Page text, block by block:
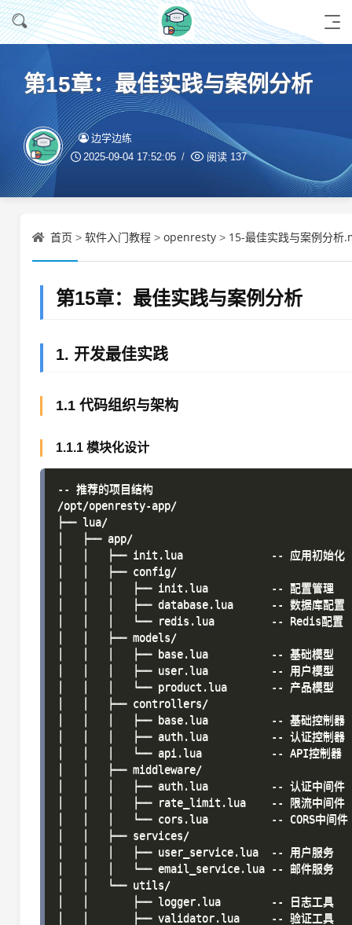
第15章：最佳实践与案例分析
边学边练
2025-09-04 17:52:05 阅读 137
首页 > 软件入门教程 > openresty > 15-最佳实践与案例分析
第15章：最佳实践与案例分析
1. 开发最佳实践
1.1 代码组织与架构
1.1.1 模块化设计
-- 推荐的项目结构
/opt/openresty-app/
├── lua/
│   ├── app/
│   │   ├── init.lua              -- 应用初始化
│   │   ├── config/
│   │   │   ├── init.lua          -- 配置管理
│   │   │   ├── database.lua      -- 数据库配置
│   │   │   └── redis.lua         -- Redis配置
│   │   ├── models/
│   │   │   ├── base.lua          -- 基础模型
│   │   │   ├── user.lua          -- 用户模型
│   │   │   └── product.lua       -- 产品模型
│   │   ├── controllers/
│   │   │   ├── base.lua          -- 基础控制器
│   │   │   ├── auth.lua          -- 认证控制器
│   │   │   └── api.lua           -- API控制器
│   │   ├── middleware/
│   │   │   ├── auth.lua          -- 认证中间件
│   │   │   ├── rate_limit.lua    -- 限流中间件
│   │   │   └── cors.lua          -- CORS中间件
│   │   ├── services/
│   │   │   ├── user_service.lua  -- 用户服务
│   │   │   └── email_service.lua -- 邮件服务
│   │   └── utils/
│   │       ├── logger.lua        -- 日志工具
│   │       ├── validator.lua     -- 验证工具